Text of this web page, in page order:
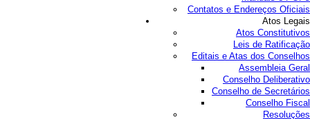
Contatos e Endereços Oficiais
Atos Legais
Atos Constitutivos
Leis de Ratificação
Editais e Atas dos Conselhos
Assembleia Geral
Conselho Deliberativo
Conselho de Secretários
Conselho Fiscal
Resoluções